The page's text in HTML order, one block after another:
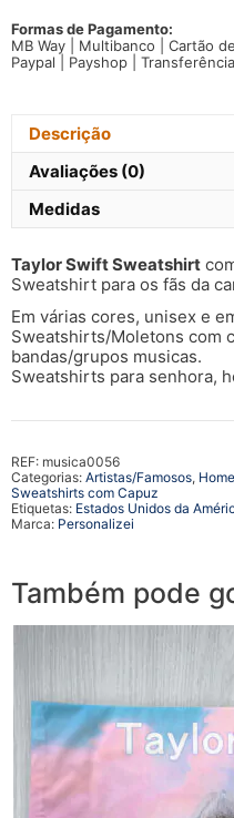
com
Formas de Pagamento:
MB Way | Multibanco | Cartão
Paypal | Payshop |
Descrição
Avaliações (0)
Medidas
Taylor SwiftSweatshirt
Sweatshirt para os fãs da
Em várias cores, unisex e
Sweatshirts/Moletons com
bandas/grupos musicas.
Sweatshirts para senhora,
REF: musica0056
Categorias: Artistas/Famosos,
Sweatshirts com Capuz
Etiquetas: Estados Unidos da
Marca: Personalizei
Também pode